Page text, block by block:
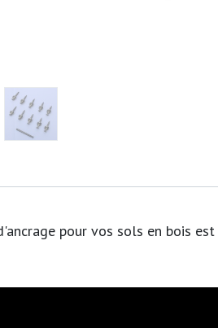
pour vos sols en bois